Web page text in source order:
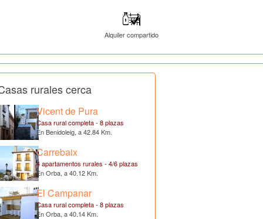
Alquiler compartido
rurales cerca
Vicent de Pura
Casa rural completa - 8 plazas
En Benidoleig, a 42.84 Km.
Carrebaix
4 apartamentos rurales - 4/6 plazas
En Orba, a 40.12 Km.
El Campanar
Casa rural completa - 8 plazas
En Orba, a 40.14 Km.